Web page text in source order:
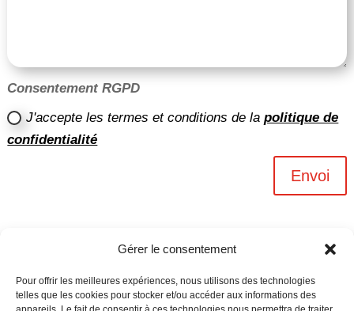
Gérer le consentement
Pour offrir les meilleures expériences, nous utilisons des technologies
telles que les cookies pour stocker et/ou accéder aux informations des
Consentement RGPD
J'accepte les termes et conditions de lapolitique de
confidentialité
Envoi